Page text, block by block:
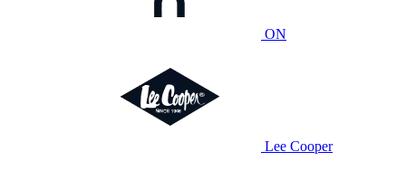
ON
Lee Cooper